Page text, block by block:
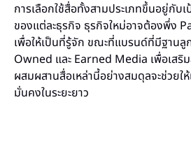
การเลือกใช้สื่อทั้งสามประเภทขึ้นอยู่กับ
ของแต่ละธุรกิจ ธุรกิจใหม่อาจต้องพึ่ง
เพื่อให้เป็นที่รู้จัก ขณะที่แบรนด์ที่มีฐานลู
Owned และ Earned Media เพื่อเสริ
ผสมผสานสื่อเหล่านี้อย่างสมดุลจะช่วยใ
มั่นคงในระยะยาว